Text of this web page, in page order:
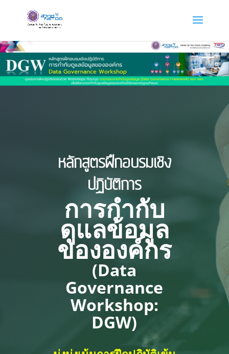
หลักสูตรฝึกอบรมเชิง
ปฏิบัติการ
การกำกับ
ดูแลข้อมูล
ขององค์กร
(Data
Governance
Workshop:
DGW)